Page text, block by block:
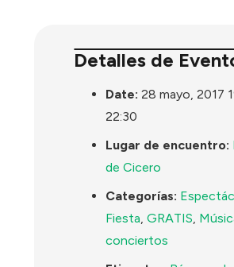
Detalles de
Date: 28 mayo, 2017
22:30
Lugar de encuentro:
de Cicero
Categorías:
Fiesta,GRATIS,
conciertos